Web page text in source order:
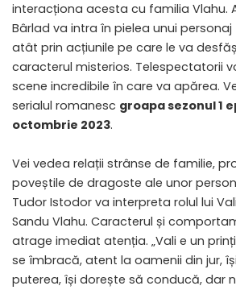
interacționa acesta cu familia Vlahu.
Bârlad va intra în pielea unui
atât prin acțiunile pe care le va
caracterul misterios. Telespectatorii
scene incredibile în care va apărea.
serialul romanesc groapa sezonul 1
octombrie 2023.
Vei vedea relații strânse de familie,
poveștile de dragoste ale unor
Tudor Istodor va interpreta rolul lui
Sandu Vlahu. Caracterul și
atrage imediat atenția. „Vali e un
se îmbracă, atent la oamenii din jur,
puterea, își dorește să conducă, dar